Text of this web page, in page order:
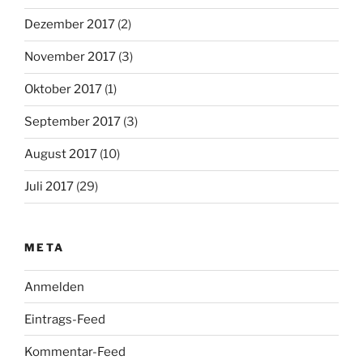
Dezember 2017 (2)
November 2017 (3)
Oktober 2017 (1)
September 2017 (3)
August 2017 (10)
Juli 2017 (29)
META
Anmelden
Eintrags-Feed
Kommentar-Feed